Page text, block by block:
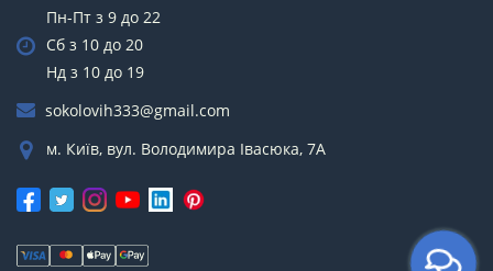
Пн-Пт з 9 до 22
Сб з 10 до 20
Нд з 10 до 19
sokolovih333@gmail.com
м. Київ, вул. Володимира Івасюка, 7А